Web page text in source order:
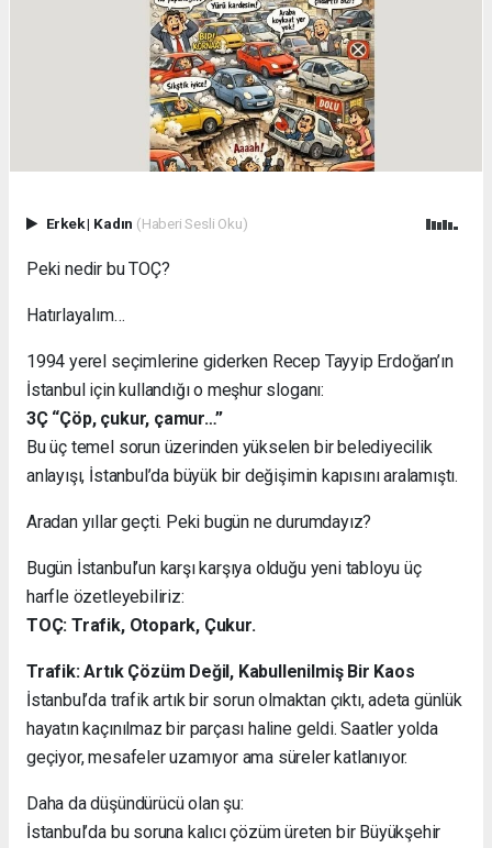
Erkek| Kadın (Haberi Sesli Oku)
Peki nedir bu TOÇ?
Hatırlayalım…
1994 yerel seçimlerine giderken Recep Tayyip Erdoğan’ın
İstanbul için kullandığı o meşhur sloganı:
3Ç “Çöp, çukur, çamur…”
Bu üç temel sorun üzerinden yükselen bir belediyecilik
anlayışı, İstanbul’da büyük bir değişimin kapısını aralamıştı.
Aradan yıllar geçti. Peki bugün ne durumdayız?
Bugün İstanbul’un karşı karşıya olduğu yeni tabloyu üç
harfle özetleyebiliriz:
TOÇ: Trafik, Otopark, Çukur.
Trafik: Artık Çözüm Değil, Kabullenilmiş Bir Kaos
İstanbul’da trafik artık bir sorun olmaktan çıktı, adeta günlük
hayatın kaçınılmaz bir parçası haline geldi. Saatler yolda
geçiyor, mesafeler uzamıyor ama süreler katlanıyor.
Daha da düşündürücü olan şu:
İstanbul’da bu soruna kalıcı çözüm üreten bir Büyükşehir